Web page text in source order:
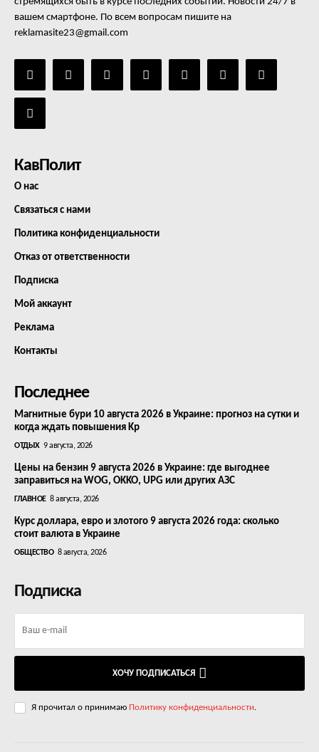
вашем смартфоне. По всем вопросам пишите на
reklamasite23@gmail.com
КавПолит
О нас
Связаться с нами
Политика конфиденциальности
Отказ от ответственности
Подписка
Мой аккаунт
Реклама
Контакты
Последнее
Магнитные бури 10 августа 2026 в Украине: прогноз на сутки и
когда ждать повышения Kp
ОТДЫХ 9 августа, 2026
Цены на бензин 9 августа 2026 в Украине: где выгоднее
заправиться на WOG, OKKO, UPG или других АЗС
ГЛАВНОЕ 8 августа, 2026
Курс доллара, евро и злотого 9 августа 2026 года: сколько
стоит валюта в Украине
ОБЩЕСТВО 8 августа, 2026
Подписка
ХОЧУ ПОДПИСАТЬСЯ
Я прочитал о принимаю Политику конфиденциальности.